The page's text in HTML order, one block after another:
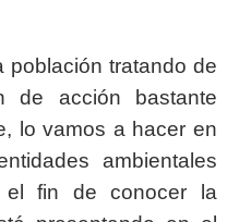
población tratando de
acción bastante
lo vamos a hacer en
ambientales
el fin de conocer la